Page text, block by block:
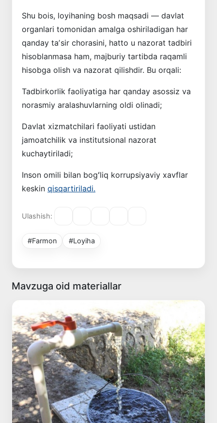
Shu bois, loyihaning bosh maqsadi — davlat
organlari tomonidan amalga oshiriladigan har
qanday taʼsir chorasini, hatto u nazorat tadbiri
hisoblanmasa ham, majburiy tartibda raqamli
hisobga olish va nazorat qilishdir. Bu orqali:
Tadbirkorlik faoliyatiga har qanday asossiz va
norasmiy aralashuvlarning oldi olinadi;
Davlat xizmatchilari faoliyati ustidan
jamoatchilik va institutsional nazorat
kuchaytiriladi;
Inson omili bilan bogʻliq korrupsiyaviy xavflar
keskin qisqartiriladi.
Ulashish:
#Farmon #Loyiha
Mavzuga oid materiallar